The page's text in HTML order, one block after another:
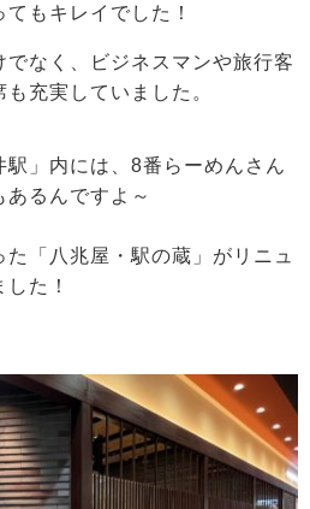
てもキレイでした！
なく、ビジネスマンや旅行客
充実していました。
」内には、8番らーめんさん
るんですよ～
「八兆屋・駅の蔵」がリニュ
た！